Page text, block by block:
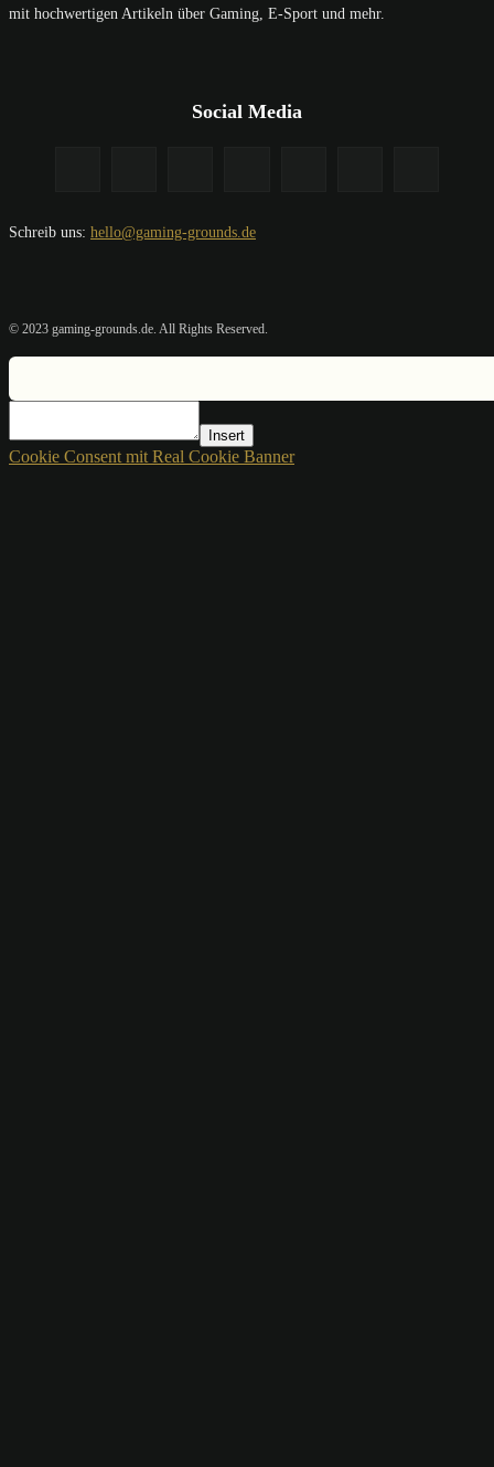
mit hochwertigen Artikeln über Gaming, E-Sport und mehr.
Social Media
Schreib uns: hello@gaming-grounds.de
© 2023 gaming-grounds.de. All Rights Reserved.
Insert
Cookie Consent mit Real Cookie Banner